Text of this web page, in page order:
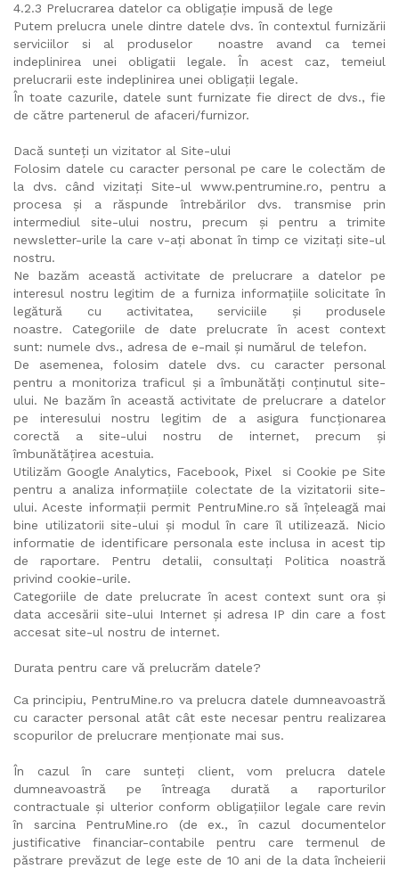
4.2.3 Prelucrarea datelor ca obligație impusă de lege
Putem prelucra unele dintre datele dvs. în contextul furnizării
serviciilor si al produselor noastre avand ca temei
indeplinirea unei obligatii legale. În acest caz, temeiul
prelucrarii este indeplinirea unei obligații legale.
În toate cazurile, datele sunt furnizate fie direct de dvs., fie
de către partenerul de afaceri/furnizor.
Dacă sunteți un vizitator al Site-ului
Folosim datele cu caracter personal pe care le colectăm de
la dvs. când vizitați Site-ul www.pentrumine.ro, pentru a
procesa și a răspunde întrebărilor dvs. transmise prin
intermediul site-ului nostru, precum și pentru a trimite
newsletter-urile la care v-ați abonat în timp ce vizitați site-ul
nostru.
Ne bazăm această activitate de prelucrare a datelor pe
interesul nostru legitim de a furniza informațiile solicitate în
legătură cu activitatea, serviciile și produsele
noastre. Categoriile de date prelucrate în acest context
sunt: numele dvs., adresa de e-mail și numărul de telefon.
De asemenea, folosim datele dvs. cu caracter personal
pentru a monitoriza traficul și a îmbunătăți conținutul site-
ului. Ne bazăm în această activitate de prelucrare a datelor
pe interesului nostru legitim de a asigura funcționarea
corectă a site-ului nostru de internet, precum și
îmbunătățirea acestuia.
Utilizăm Google Analytics, Facebook, Pixel si Cookie pe Site
pentru a analiza informațiile colectate de la vizitatorii site-
ului. Aceste informații permit PentruMine.ro să înțeleagă mai
bine utilizatorii site-ului și modul în care îl utilizează. Nicio
informatie de identificare personala este inclusa in acest tip
de raportare. Pentru detalii, consultați Politica noastră
privind cookie-urile.
Categoriile de date prelucrate în acest context sunt ora și
data accesării site-ului Internet și adresa IP din care a fost
accesat site-ul nostru de internet.
Durata pentru care vă prelucrăm datele?
Ca principiu, PentruMine.ro va prelucra datele dumneavoastră
cu caracter personal atât cât este necesar pentru realizarea
scopurilor de prelucrare menționate mai sus.
În cazul în care sunteți client, vom prelucra datele
dumneavoastră pe întreaga durată a raporturilor
contractuale și ulterior conform obligaţiilor legale care revin
în sarcina PentruMine.ro (de ex., în cazul documentelor
justificative financiar-contabile pentru care termenul de
păstrare prevăzut de lege este de 10 ani de la data încheierii